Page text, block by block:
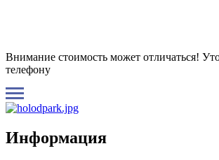
Внимание стоимость может отличаться!
телефону
Информация